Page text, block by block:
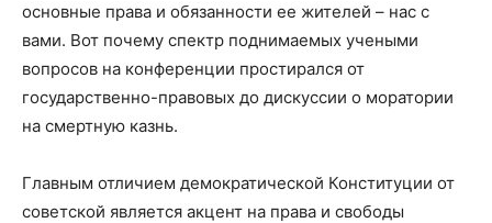
основные права и обязанности ее жителей – нас с
вами. Вот почему спектр поднимаемых учеными
вопросов на конференции простирался от
государственно-правовых до дискуссии о моратории
на смертную казнь.
Главным отличием демократической Конституции от
советской является акцент на права и свободы